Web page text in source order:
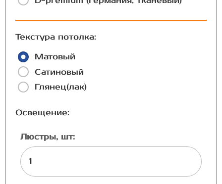
Текстура потолка:
Матовый
Сатиновый
Глянец(лак)
Освещение:
Люстры, шт: